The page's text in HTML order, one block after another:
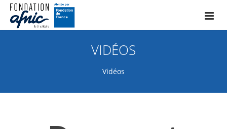
VIDÉOS
Vidéos